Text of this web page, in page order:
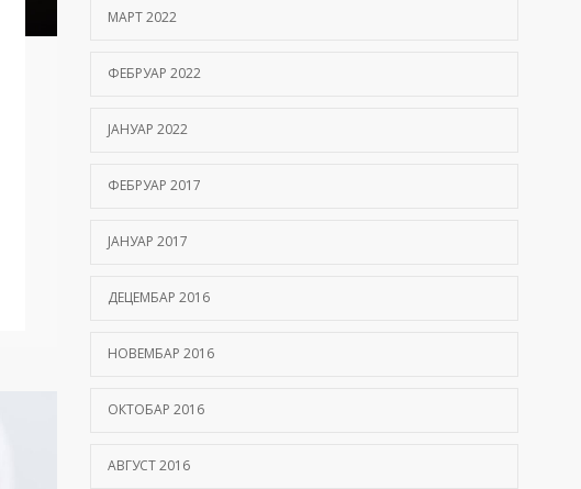
МАРТ 2022
ФЕБРУАР 2022
ЈАНУАР 2022
ФЕБРУАР 2017
ЈАНУАР 2017
ДЕЦЕМБАР 2016
НОВЕМБАР 2016
ОКТОБАР 2016
АВГУСТ 2016